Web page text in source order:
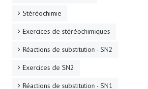
Stéréochimie
Exercices de stéréochimiques
Réactions de substitution - SN2
Exercices de SN2
Réactions de substitution - SN1